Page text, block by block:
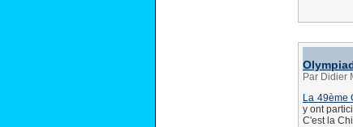
Par Didier
La 49ème
y ont
C'est la